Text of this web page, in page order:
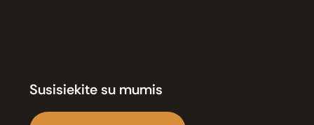
Susisiekite su mumis